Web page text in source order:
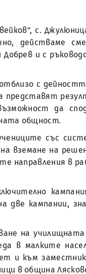
с.
действаме
Добрев и с
с
представят
да
общност.
със
вземане на
направления в
две кампании,
на
в малките
и към
в община